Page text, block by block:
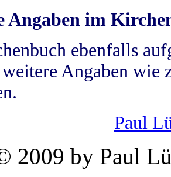
Angaben im
ebenfalls
Angaben wie
Paul
2009 by Paul